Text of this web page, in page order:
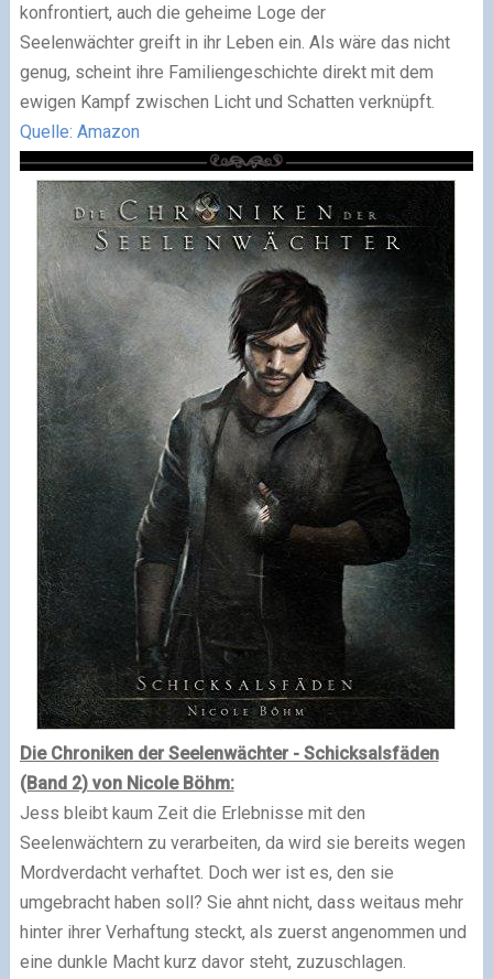
konfrontiert, auch die geheime Loge der
Seelenwächter greift in ihr Leben ein. Als wäre das nicht
genug, scheint ihre Familiengeschichte direkt mit dem
ewigen Kampf zwischen Licht und Schatten verknüpft.
Quelle: Amazon
Die Chroniken der Seelenwächter - Schicksalsfäden
(Band 2) von Nicole Böhm:
Jess bleibt kaum Zeit die Erlebnisse mit den
Seelenwächtern zu verarbeiten, da wird sie bereits wegen
Mordverdacht verhaftet. Doch wer ist es, den sie
umgebracht haben soll? Sie ahnt nicht, dass weitaus mehr
hinter ihrer Verhaftung steckt, als zuerst angenommen und
eine dunkle Macht kurz davor steht, zuzuschlagen.